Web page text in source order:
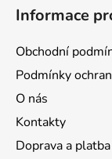
Informace
Obchodní
Podmínky
O nás
Kontakty
Doprava a platba